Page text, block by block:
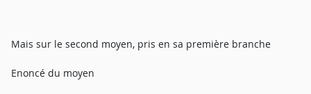
Mais sur le second moyen, pris en sa première branche
Enoncé du moyen